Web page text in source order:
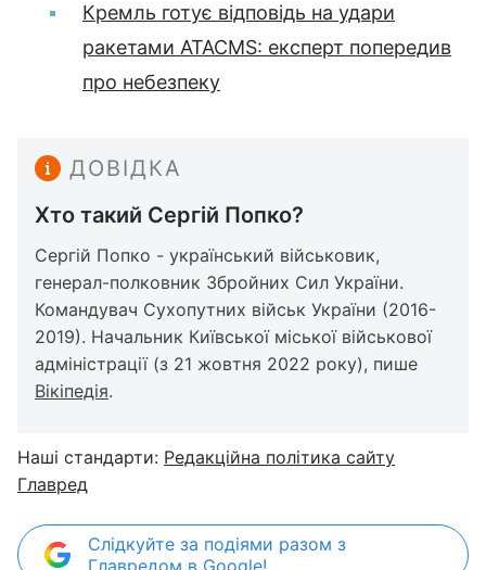
Кремль готує відповідь на удари
ракетами ATACMS: експерт попередив
про небезпеку
ДОВІДКА
Хто такий Сергій Попко?
Сергій Попко - український військовик,
генерал-полковник Збройних Сил України.
Командувач Сухопутних військ України (2016-
2019). Начальник Київської міської військової
адміністрації (з 21 жовтня 2022 року), пише
Вікіпедія.
Наші стандарти: Редакційна політика сайту
Главред
Слідкуйте за подіями разом з
Главредом в Google!